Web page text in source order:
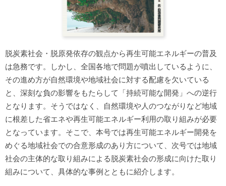
脱炭素社会・脱原発依存の観点から再生可能エネルギーの普及
は急務です。しかし、全国各地で問題が噴出しているように、
その進め方が自然環境や地域社会に対する配慮を欠いている
と、深刻な負の影響をもたらして「持続可能な開発」への逆行
となります。そうではなく、自然環境や人のつながりなど地域
に根差した省エネや再生可能エネルギー利用の取り組みが必要
となっています。そこで、本号では再生可能エネルギー開発を
めぐる地域社会での合意形成のあり方について、次号では地域
社会の主体的な取り組みによる脱炭素社会の形成に向けた取り
組みについて、具体的な事例とともに紹介します。